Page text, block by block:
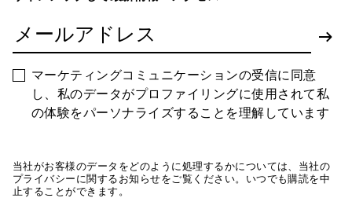
マーケティングコミュニケーションの受信に同意
し、私のデータがプロファイリングに使用されて私
の体験をパーソナライズすることを理解しています
当社がお客様のデータをどのように処理するかについては、当社の
プライバシーに関するお知らせをご覧ください。いつでも購読を中
止することができます。